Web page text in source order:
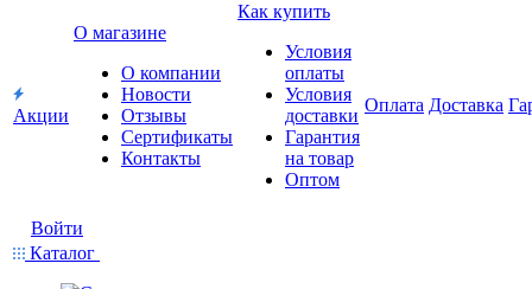
Акции
О магазине
О компании
Новости
Отзывы
Сертификаты
Контакты
Как купить
Условия
оплаты
Условия
доставки
Гарантия
на товар
Оптом
Оплата Доставка
Войти
Каталог